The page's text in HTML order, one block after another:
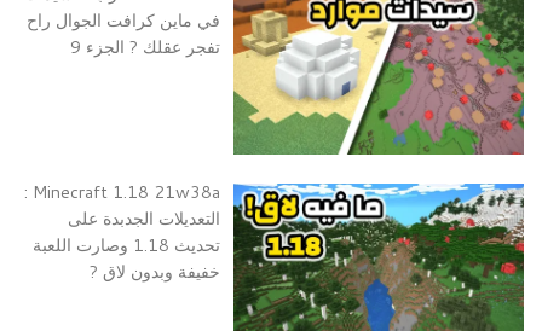
في ماين كرافت الجوال راح
تفجر عقلك ? الجزء 9
Minecraft 1.18 21w38a :
التعديلات الجدبدة على
تحديث 1.18 وصارت اللعبة
خفيفة وبدون لاق ?